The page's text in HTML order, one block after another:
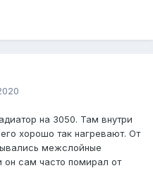
на 3050. Там внутри
хорошо так нагревают. От
межслойные
сам часто помирал от